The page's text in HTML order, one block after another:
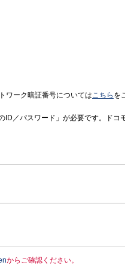
ワーク暗証番号についてはこちら を
ID／パスワード」が必要です。ドコ
からご確認ください。